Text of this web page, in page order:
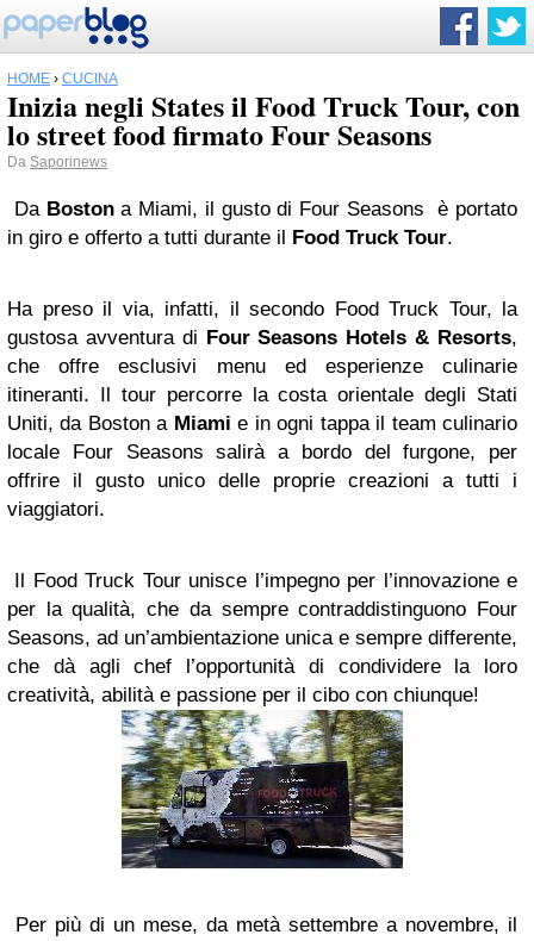
HOME › CUCINA
Inizia negli States il Food Truck Tour, con
lo street food firmato Four Seasons
Da Saporinews
Da Bostona Miami, il gusto di Four Seasons è portato
in giro e offerto a tutti durante il Food Truck Tour.
Ha preso il via, infatti, il secondo Food Truck Tour, la
gustosa avventura di Four Seasons Hotels & Resorts,
che offre esclusivi menu ed esperienze culinarie
itineranti. Il tour percorre la costa orientale degli Stati
Uniti, da Boston a Miami e in ogni tappa il team culinario
locale Four Seasons salirà a bordo del furgone, per
offrire il gusto unico delle proprie creazioni a tutti i
viaggiatori.
Il Food Truck Tour unisce l’impegno per l’innovazione e
per la qualità, che da sempre contraddistinguono Four
Seasons, ad un’ambientazione unica e sempre differente,
che dà agli chef l’opportunità di condividere la loro
creatività, abilità e passione per il cibo con chiunque!
Per più di un mese, da metà settembre a novembre, il